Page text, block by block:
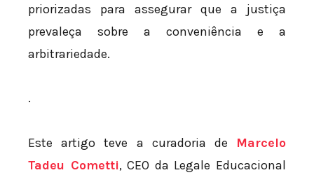
priorizadas para assegurar que a justiça
prevaleça sobre a conveniência e a
arbitrariedade.
.
Este artigo teve a curadoria de Marcelo
Tadeu Cometti, CEO da Legale Educacional